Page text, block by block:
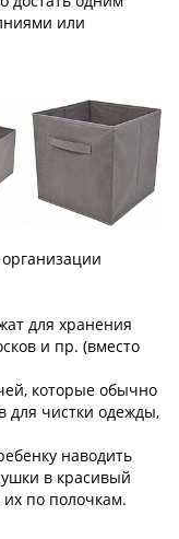
или
для хранения
и пр. (вместо
которые обычно
для чистки одежды,
наводить
в красивый
по полочкам.